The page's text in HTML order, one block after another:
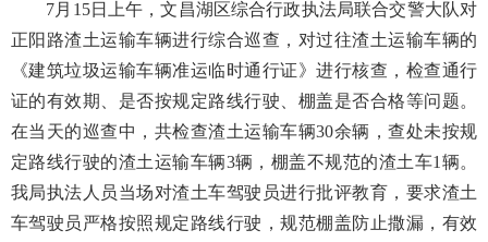
7月15日上午，文昌湖区综合行政执法局联合交警大队对
正阳路渣土运输车辆进行综合巡查，对过往渣土运输车辆的
《建筑垃圾运输车辆准运临时通行证》进行核查，检查通行
证的有效期、是否按规定路线行驶、棚盖是否合格等问题。
在当天的巡查中，共检查渣土运输车辆30余辆，查处未按规
定路线行驶的渣土运输车辆3辆，棚盖不规范的渣土车1辆。
我局执法人员当场对渣土车驾驶员进行批评教育，要求渣土
车驾驶员严格按照规定路线行驶，规范棚盖防止撒漏，有效